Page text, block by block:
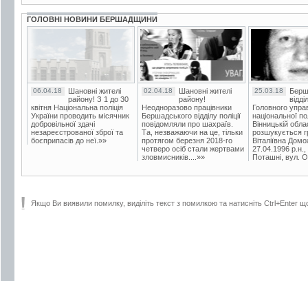
ГОЛОВНІ НОВИНИ БЕРШАДЩИНИ
06.04.18
Шановні жителі
району! З 1 до 30
квітня Національна поліція
України проводить місячник
добровільної здачі
незареєстрованої зброї та
боєприпасів до неї.»»
02.04.18
Шановні жителі
району!
Неодноразово працівники
Бершадського відділу поліції
повідомляли про шахраїв.
Та, незважаючи на це, тільки
протягом березня 2018-го
четверо осіб стали жертвами
зловмисників....»»
25.03.18
Головного
національної
Вінницькій
розшукується
Віталіївна
27.04.1996 р.н.,
Поташні, вул.
Якщо Ви виявили помилку, виділіть текст з помилкою та натисніть Ctrl+Enter